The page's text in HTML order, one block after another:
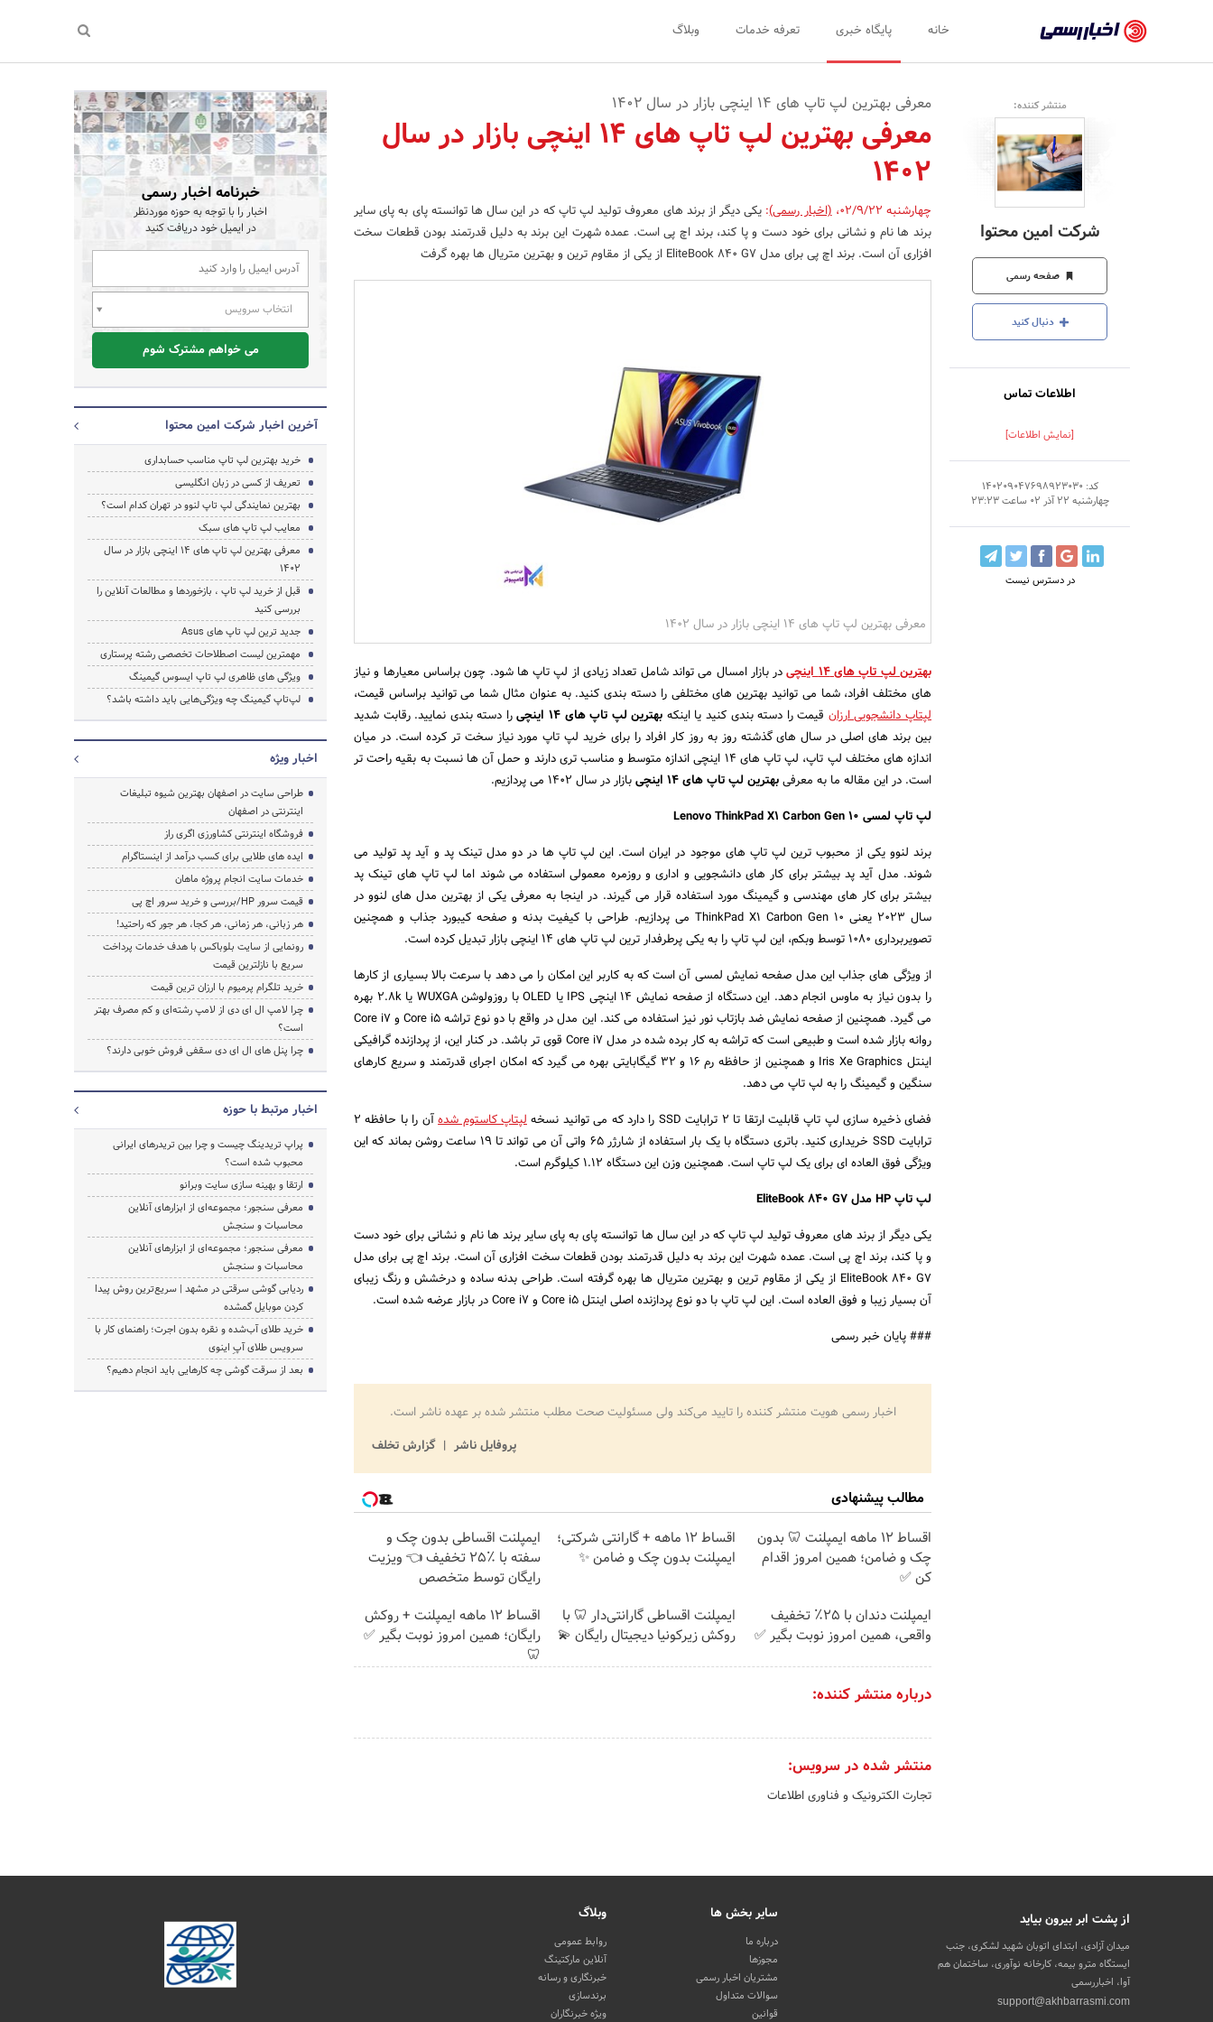
رسمی
-
اخبار
تایید
شده
شرکت‌ها،
سازمان‌ها
و
روابط
عمومی‌ها
خانه پایگاه خبری تعرفه خدمات وبلاگ
منتشر کننده:
شرکت امین محتوا
صفحه رسمی
دنبال کنید
اطلاعات تماس
[نمایش اطلاعات]
کد: 140209047698923030
چهارشنبه 22 آذر 02 ساعت 23:23
در دسترس نیست
معرفی بهترین لپ تاپ های 14 اینچی بازار در سال 1402
معرفی بهترین لپ تاپ های 14 اینچی بازار در سال
1402
چهارشنبه 02/9/22 ،(اخبار رسمی): یکی دیگر از برند های معروف تولید لپ تاپ که در این سال ها توانسته پای به پای سایر
برند ها نام و نشانی برای خود دست و پا کند، برند اچ پی است. عمده شهرت این برند به دلیل قدرتمند بودن قطعات سخت
افزاری آن است. برند اچ پی برای مدل EliteBook 840 G7 از یکی از مقاوم ترین و بهترین متریال ها بهره گرفت
معرفی بهترین لپ تاپ های 14 اینچی بازار در سال 1402
بهترین لپ تاپ های 14 اینچی
در بازار امسال می تواند شامل تعداد زیادی از لپ تاپ ها شود. چون براساس معیارها و نیاز
های مختلف افراد، شما می توانید بهترین های مختلفی را دسته بندی کنید. به عنوان مثال شما می توانید براساس قیمت،
لپتاپ دانشجویی ارزان قیمت را دسته بندی کنید یا اینکه بهترین لپ تاپ های 14 اینچی
را دسته بندی نمایید. رقابت شدید
بین برند های اصلی در سال های گذشته روز به روز کار افراد را برای خرید لپ تاپ مورد نیاز سخت تر کرده است. در میان
اندازه های مختلف لپ تاپ، لپ تاپ های 14 اینچی اندازه متوسط و مناسب تری دارند و حمل آن ها نسبت به بقیه راحت تر
است. در این مقاله ما به معرفیبهترین لپ تاپ های 14 اینچی
بازار در سال 1402 می پردازیم.
لپ تاپ لمسی
برند لنوو یکی از محبوب ترین لپ تاپ های موجود در ایران است. این لپ تاپ ها در دو مدل تینک پد و آید پد تولید می
شوند. مدل آید پد بیشتر برای کار های دانشجویی و اداری و روزمره معمولی استفاده می شوند اما لپ تاپ های تینک پد
بیشتر برای کار های مهندسی و گیمینگ مورد استفاده قرار می گیرند. در اینجا به معرفی یکی از بهترین مدل های لنوو در
سال 2023 یعنی ThinkPad X1 Carbon Gen 10 می پردازیم. طراحی با کیفیت بدنه و صفحه کیبورد جذاب و همچنین
تصویربرداری 1080 توسط وبکم، این لپ تاپ را به یکی پرطرفدار ترین لپ تاپ های 14 اینچی بازار تبدیل کرده است.
از ویژگی های جذاب این مدل صفحه نمایش لمسی آن است که به کاربر این امکان را می دهد با سرعت بالا بسیاری از کارها
را بدون نیاز به ماوس انجام دهد. این دستگاه از صفحه نمایش 14 اینچی IPS یا OLED با روزولوشن WUXGA یا 2.8k بهره
می گیرد. همچنین از صفحه نمایش ضد بازتاب نور نیز استفاده می کند. این مدل در واقع با دو نوع تراشه Core i5 و Core i7
روانه بازار شده است و طبیعی است که تراشه به کار برده شده در مدل Core i7 قوی تر باشد. در کنار این، از پردازنده گرافیکی
اینتل Iris Xe Graphics و همچنین از حافظه رم 16 و 32 گیگابایتی بهره می گیرد که امکان اجرای قدرتمند و سریع کارهای
سنگین و گیمینگ را به لپ تاپ می دهد.
فضای ذخیره سازی لپ تاپ قابلیت ارتقا تا 2 ترابایت SSD را دارد که می توانید نسخه
لپتاپ کاستوم شده
آن را با حافظه 2
ترابایت SSD خریداری کنید. باتری دستگاه با یک بار استفاده از شارژر 65 واتی آن می تواند تا 19 ساعت روشن بماند که این
ویژگی فوق العاده ای برای یک لپ تاپ است. همچنین وزن این دستگاه 1.12 کیلوگرم است.
لپ تاپ
مدل
یکی دیگر از برند های معروف تولید لپ تاپ که در این سال ها توانسته پای به پای سایر برند ها نام و نشانی برای خود دست
و پا کند، برند اچ پی است. عمده شهرت این برند به دلیل قدرتمند بودن قطعات سخت افزاری آن است. برند اچ پی برای مدل
EliteBook 840 G7 از یکی از مقاوم ترین و بهترین متریال ها بهره گرفته است. طراحی بدنه ساده و درخشش و رنگ زیبای
آن بسیار زیبا و فوق العاده است. این لپ تاپ با دو نوع پردازنده اصلی اینتل Core i5 و Core i7 در بازار عرضه شده است.
### پایان خبر رسمی
اخبار رسمی هویت منتشر کننده را تایید می‌کند ولی مسئولیت صحت مطلب منتشر شده بر عهده ناشر است.
پروفایل ناشر
گزارش تخلف
مطالب پیشنهادی
اقساط ۱۲ ماهه ایمپلنت 🦷 بدون
چک و ضامن؛ همین امروز اقدام
کن ✅
اقساط 12 ماهه + گارانتی شرکتی؛
ایمپلنت بدون چک و ضامن ✨
ایمپلنت اقساطی بدون چک و
سفته با ٪۲۵ تخفیف 👈 ویزیت
رایگان توسط متخصص
ایمپلنت دندان با ۲۵٪ تخفیف
واقعی، همین امروز نوبت بگیر ✅
ایمپلنت اقساطی گارانتی‌دار 🦷 با
روکش زیرکونیا دیجیتال رایگان 💫
اقساط ۱۲ ماهه ایمپلنت + روکش
رایگان؛ همین امروز نوبت بگیر ✅
🦷
درباره منتشر کننده:
منتشر شده در سرویس:
تجارت الکترونیک و فناوری اطلاعات
خبرنامه اخبار رسمی
اخبار را با توجه به حوزه موردنظر
در ایمیل خود دریافت کنید
انتخاب سرویس
می خواهم مشترک شوم
آخرین اخبار شرکت امین محتوا
خرید بهترین لپ تاپ مناسب حسابداری
تعریف از کسی در زبان انگلیسی
بهترین نمایندگی لپ تاپ لنوو در تهران کدام است؟
معایب لپ تاپ های سبک
معرفی بهترین لپ تاپ های 14 اینچی بازار در سال
1402
قبل از خرید لپ تاپ ، بازخوردها و مطالعات آنلاین را
بررسی کنید
جدید ترین لپ تاپ های Asus
مهمترین لیست اصطلاحات تخصصی رشته پرستاری
ویژگی های ظاهری لپ تاپ ایسوس گیمینگ
لپ‌تاپ گیمینگ چه ویژگی‌هایی باید داشته باشد؟
اخبار ویژه
طراحی سایت در اصفهان بهترین شیوه تبلیغات
اینترنتی در اصفهان
فروشگاه اینترنتی کشاورزی اگری راز
ایده های طلایی برای کسب درآمد از اینستاگرام
خدمات سایت انجام پروژه ماهان
قیمت سرور HP/بررسی و خرید سرور اچ پی
هر زبانی، هر زمانی، هر کجا، هر جور که راحتید!
رونمایی از سایت بلوباکس با هدف خدمات پرداخت
سریع با نازلترین قیمت
خرید تلگرام پرمیوم با ارزان ترین قیمت
چرا لامپ ال ای دی از لامپ رشته‌ای و کم مصرف بهتر
است؟
چرا پنل های ال ای دی سقفی فروش خوبی دارند؟
اخبار مرتبط با حوزه
پراپ تریدینگ چیست و چرا بین تریدرهای ایرانی
محبوب شده است؟
ارتقا و بهینه سازی سایت وبرانو
معرفی سنجور؛ مجموعه‌ای از ابزارهای آنلاین
محاسبات و سنجش
معرفی سنجور؛ مجموعه‌ای از ابزارهای آنلاین
محاسبات و سنجش
ردیابی گوشی سرقتی در مشهد | سریع‌ترین روش پیدا
کردن موبایل گمشده
خرید طلای آب‌شده و نقره بدون اجرت؛ راهنمای کار با
سرویس طلای آپِ اینوی
بعد از سرقت گوشی چه کارهایی باید انجام دهیم؟
از پشت ابر بیرون بیاید
میدان آزادی، ابتدای اتوبان شهید لشکری، جنب
ایستگاه مترو بیمه، کارخانه نوآوری، ساختمان هم
آوا، اخباررسمی
support@akhbarrasmi.com
سایر بخش ها
درباره ما
مجوزها
مشتریان اخبار رسمی
سوالات متداول
قوانین
وبلاگ
روابط عمومی
آنلاین مارکتینگ
خبرنگاری و رسانه
برندسازی
ویژه خبرنگاران